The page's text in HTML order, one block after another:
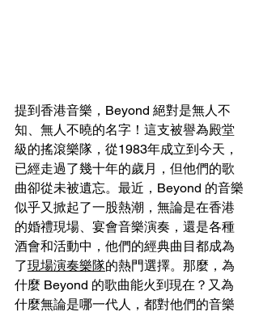
提到香港音樂，Beyond 絕對是無人不
知、無人不曉的名字！這支被譽為殿堂
級的搖滾樂隊，從1983年成立到今天，
已經走過了幾十年的歲月，但他們的歌
曲卻從未被遺忘。最近，Beyond 的音樂
似乎又掀起了一股熱潮，無論是在香港
的婚禮現場、 宴會音樂演奏 ，還是各種
酒會和活動中，他們的經典曲目都成為
了現場演奏樂隊的熱門選擇。那麼，為
什麼 Beyond 的歌曲能火到現在？又為
什麼無論是哪一代人，都對他們的音樂